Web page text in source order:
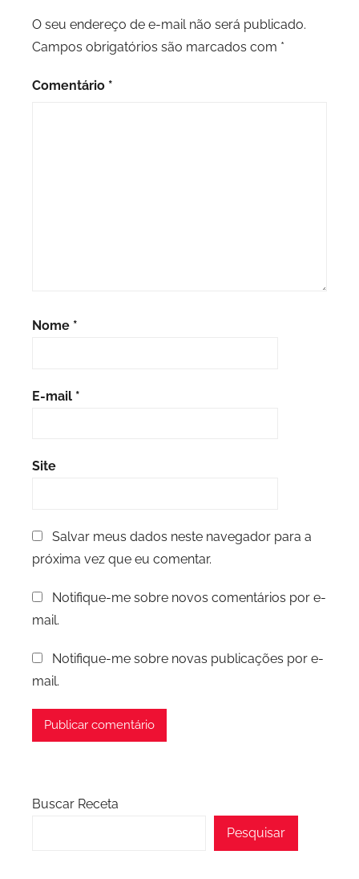
O seu endereço de e-mail não será publicado.
Campos obrigatórios são marcados com *
Comentário *
Nome *
E-mail *
Site
Salvar meus dados neste navegador para a
próxima vez que eu comentar.
Notifique-me sobre novos comentários por e-
mail.
Notifique-me sobre novas publicações por e-
mail.
Buscar Receta
Pesquisar